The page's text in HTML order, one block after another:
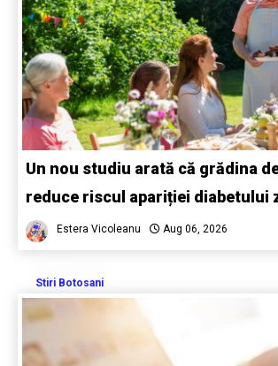
Un nou studiu arată că grădina
reduce riscul apariției diabetului
Estera Vicoleanu Aug 06, 2026
Stiri Botosani